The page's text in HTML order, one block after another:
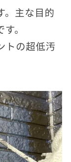
。主な目的
。
トの超低汚